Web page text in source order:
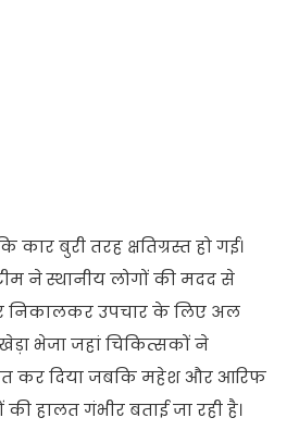
कार बुरी तरह क्षतिग्रस्त हो गई।
ने स्थानीय लोगों की मदद से
निकालकर उपचार के लिए अल
भेजा जहां चिकित्सकों ने
कर दिया जबकि महेश और आरिफ
की हालत गंभीर बताई जा रही है।